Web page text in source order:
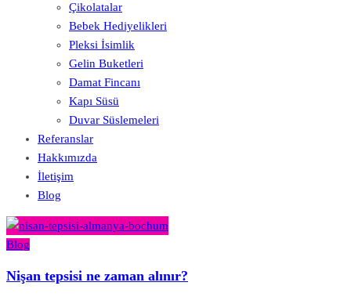
Çikolatalar
Bebek Hediyelikleri
Pleksi İsimlik
Gelin Buketleri
Damat Fincanı
Kapı Süsü
Duvar Süslemeleri
Referanslar
Hakkımızda
İletişim
Blog
Blog
Nişan tepsisi ne zaman alınır?